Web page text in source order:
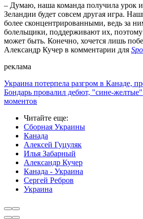
– Думаю, наша команда получила урок
Зеландии будет совсем другая игра.
более сконцентрированными, ведь за
болельщики, поддерживают их,
может быть. Конечно, хочется лишь
Александр Кучер в комментарии для
реклама
Украина потерпела разгром в Канаде,
Бондарь провалил дебют, "сине-
моментов
Читайте еще:
Сборная Украины
Канада
Алексей Гуцуляк
Илья Забарный
Александр Кучер
Канада - Украина
Сергей Ребров
Украина